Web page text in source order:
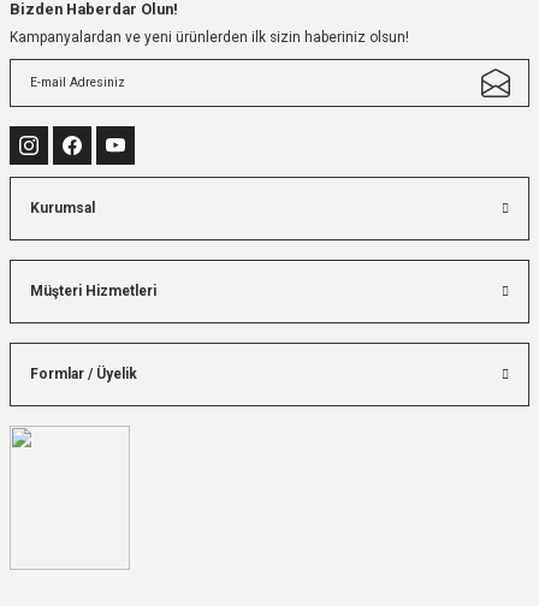
Bizden Haberdar Olun!
Kampanyalardan ve yeni ürünlerden ilk sizin haberiniz olsun!
Kurumsal
Müşteri Hizmetleri
Formlar / Üyelik